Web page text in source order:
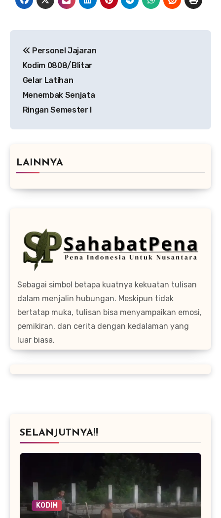
pos
Personel Jajaran
Kodim 0808/Blitar
Gelar Latihan
Menembak Senjata
Ringan Semester I
LAINNYA
Sebagai simbol betapa kuatnya kekuatan tulisan
dalam menjalin hubungan. Meskipun tidak
bertatap muka, tulisan bisa menyampaikan emosi,
pemikiran, dan cerita dengan kedalaman yang
luar biasa.
SELANJUTNYA!!
KODIM